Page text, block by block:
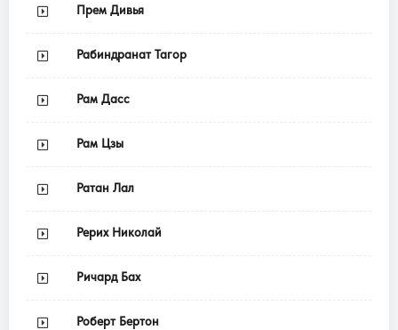
Прем Дивья
Рабиндранат Тагор
Рам Дасс
Рам Цзы
Ратан Лал
Рерих Николай
Ричард Бах
Роберт Бертон